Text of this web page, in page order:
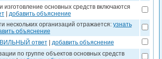
основных средств включаются
| добавить объяснение
нескольких организаций отражается: узнать
объяснение
ответ| добавить объяснение
по группе объектов основных средств